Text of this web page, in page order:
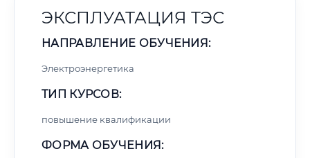
ЭКСПЛУАТАЦИЯ ТЭС
НАПРАВЛЕНИЕ ОБУЧЕНИЯ:
Электроэнергетика
ТИП КУРСОВ:
повышение квалификации
ФОРМА ОБУЧЕНИЯ: